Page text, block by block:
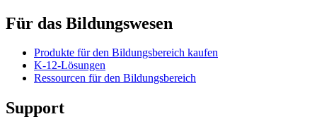
Für das Bildungswesen
Produkte für den Bildungsbereich kaufen
K-12-Lösungen
Ressourcen für den Bildungsbereich
Support